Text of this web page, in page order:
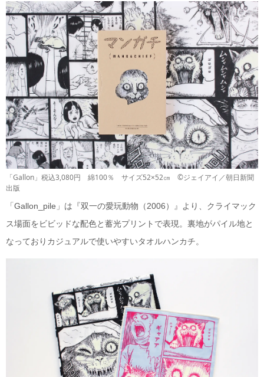
「Gallon」税込3,080円 綿100％ サイズ52×52㎝ ©ジェイアイ／朝日新聞
出版
「Gallon_pile」は『双一の愛玩動物（2006）』より、クライマック
ス場面をビビッドな配色と蓄光プリントで表現。裏地がパイル地と
なっておりカジュアルで使いやすいタオルハンカチ。